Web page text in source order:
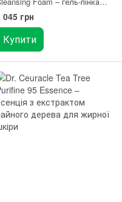
вмивання з екстрактом
дерева 150 мл
045 грн
Купити